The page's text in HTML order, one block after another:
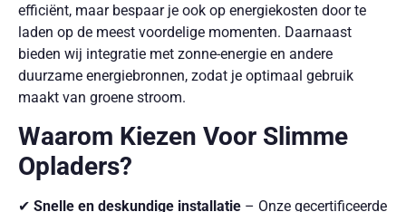
efficiënt, maar bespaar je ook op energiekosten door te
laden op de meest voordelige momenten. Daarnaast
bieden wij integratie met zonne-energie en andere
duurzame energiebronnen, zodat je optimaal gebruik
maakt van groene stroom.
Waarom Kiezen Voor Slimme
Opladers?
✔ Snelle en deskundige installatie – Onze gecertificeerde